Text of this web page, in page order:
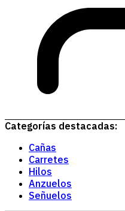
Categorías destacadas:
Cañas
Carretes
Hilos
Anzuelos
Señuelos